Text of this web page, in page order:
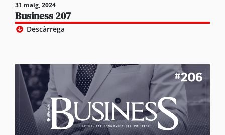
31 maig, 2024
Business 207
Descàrrega